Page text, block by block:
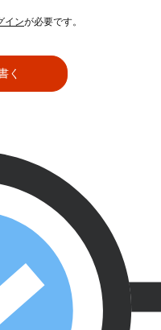
インが必要です。
く